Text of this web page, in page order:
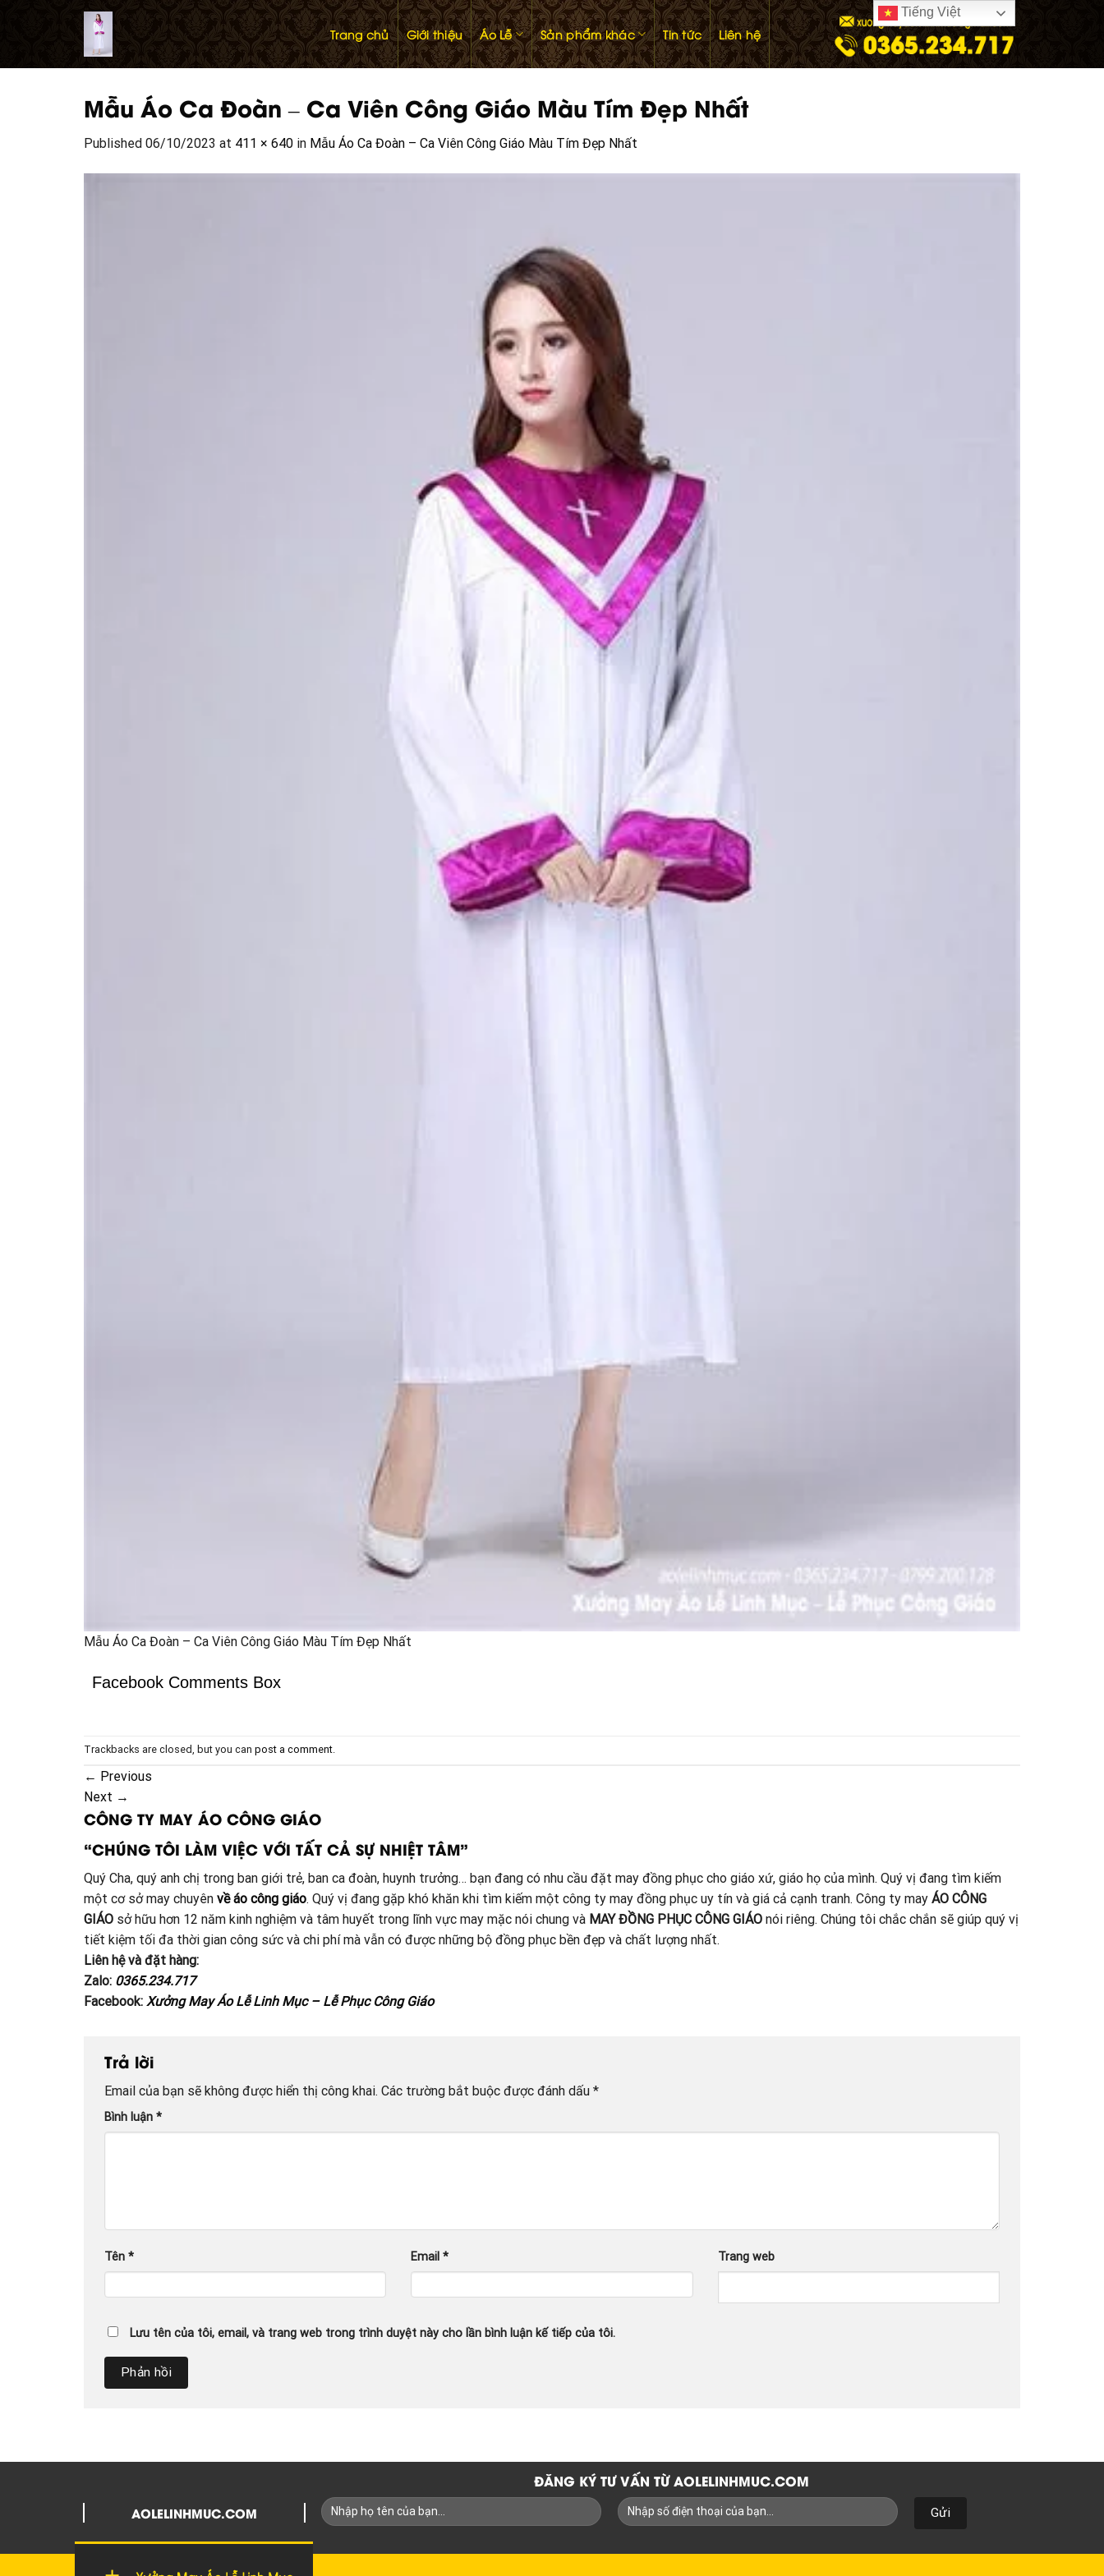
Trang chủ Giới thiệu Áo Lễ Sản phẩm khác Tin tức Liên hệ
Mẫu Áo Ca Đoàn – Ca Viên Công Giáo Màu Tím Đẹp Nhất
Published 06/10/2023 at 411 × 640 in Mẫu Áo Ca Đoàn – Ca Viên Công Giáo Màu Tím Đẹp Nhất
Mẫu Áo Ca Đoàn – Ca Viên Công Giáo Màu Tím Đẹp Nhất
Facebook Comments Box
Trackbacks are closed, but you can post a comment
← Previous
Next →
CÔNG TY MAY ÁO CÔNG GIÁO
“CHÚNG TÔI LÀM VIỆC VỚI TẤT CẢ SỰ NHIỆT TÂM”
Quý Cha, quý anh chị trong ban giới trẻ, ban ca đoàn, huynh trưởng… bạn đang có nhu cầu đặt may đồng phục cho giáo xứ, giáo họ của mình. Quý vị đang tìm kiếm
một cơ sở may chuyên về áo công giáo. Quý vị đang gặp khó khăn khi tìm kiếm một công ty may đồng phục uy tín và giá cả cạnh tranh. Công ty may ÁO CÔNG
GIÁO sở hữu hơn 12 năm kinh nghiệm và tâm huyết trong lĩnh vực may mặc nói chung và MAY ĐỒNG PHỤC CÔNG GIÁO nói riêng. Chúng tôi chắc chắn sẽ giúp quý vị
tiết kiệm tối đa thời gian công sức và chi phí mà vẫn có được những bộ đồng phục bền đẹp và chất lượng nhất.
Liên hệ và đặt hàng:
Zalo: 0365.234.717
Facebook: Xưởng May Áo Lễ Linh Mục – Lễ Phục Công Giáo
Trả lời
Email của bạn sẽ không được hiển thị công khai. Các trường bắt buộc được đánh dấu *
Bình luận *
Tên * Email* Trang web
Lưu tên của tôi, email, và trang web trong trình duyệt này cho lần bình luận kế tiếp của tôi.
AOLELINHMUC.COM
ĐĂNG KÝ TƯ VẤN TỪ AOLELINHMUC.COM
Tiếng Việt